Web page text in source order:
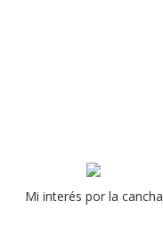
Mi interés por la cancha